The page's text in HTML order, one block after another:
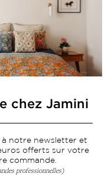
et élégance
à notre newsletter
chez Jamini
notre newsletter et
offerts sur votre
commande.
professionnelles)